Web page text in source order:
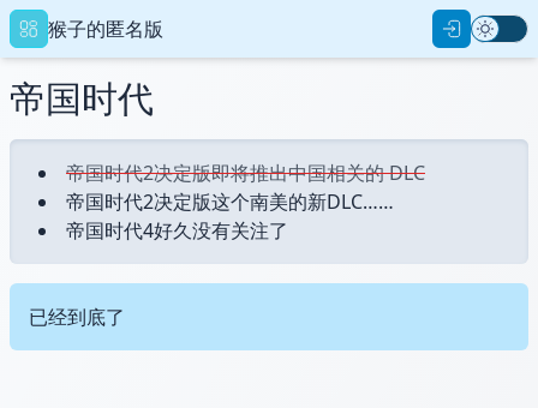
猴子的匿名版
重设密码
帝国时代
帝国时代2决定版即将推出中国相关的 DLC
帝国时代2决定版这个南美的新DLC……
帝国时代4好久没有关注了
已经到底了